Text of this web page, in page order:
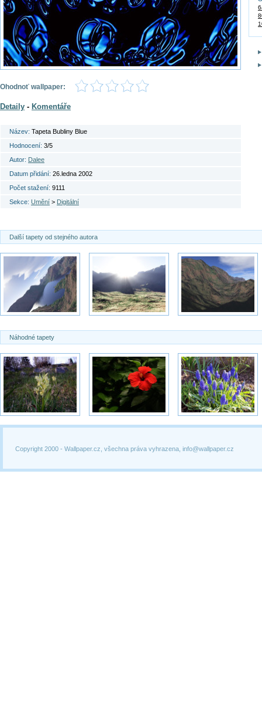
Ohodnoť wallpaper:
Detaily - Komentáře
Název: Tapeta Bubliny Blue
Hodnocení: 3/5
Autor: Dalee
Datum přidání: 26.ledna 2002
Počet stažení: 9111
Sekce: Umění > Digitální
Další tapety od stejného autora
Náhodné tapety
Copyright 2000 - Wallpaper.cz, všechna práva vyhrazena, info@wallpaper.cz